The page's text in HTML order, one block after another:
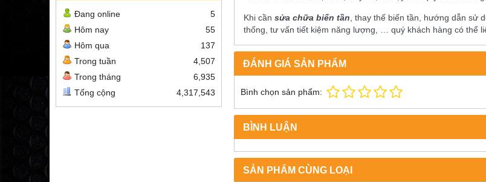
Đang online
5
Hôm nay
55
Hôm qua
137
Trong tuần
4,507
Trong tháng
6,935
Tổng cộng
4,317,543
Khi cần sửa chữa biến tần, thay thế biến tần, hướng dẫn sử
thống, tư vấn tiết kiệm năng lượng, … quý khách hàng có thể
ĐÁNH GIÁ SẢN PHẨM
Bình chọn sản phẩm:
BÌNH LUẬN
SẢN PHẨM CÙNG LOẠI